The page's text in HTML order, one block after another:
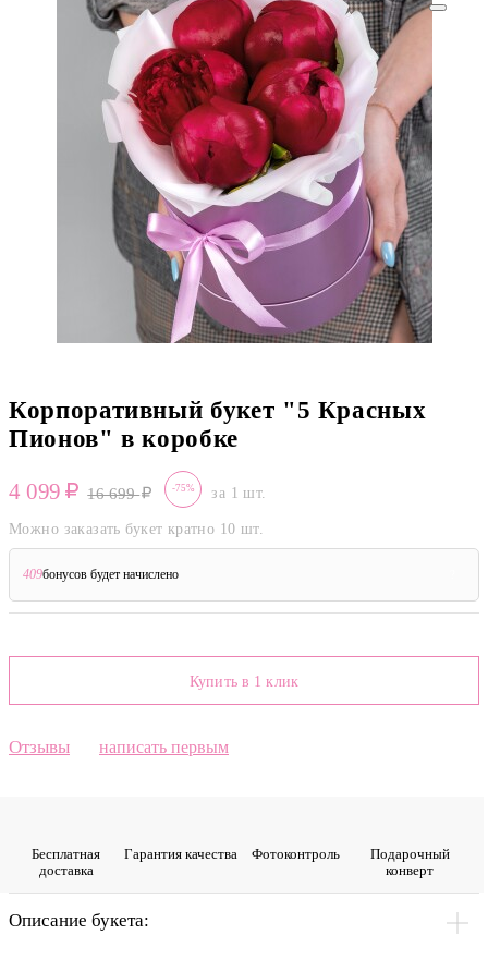
Корпоративный букет "5 Красных
Пионов" в коробке
4 099 16 699 -75% за 1 шт.
Можно заказать букет кратно 10 шт.
409бонусов будет начислено
Купить в 1 клик
Отзывы написать первым
Бесплатная
доставка
Гарантия качества Фото­контроль
Подарочный
конверт
Описание букета: